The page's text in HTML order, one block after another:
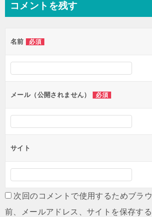
ビ
ー
シ
ン
コメントを残す
名前 必須
メール（公開されません） 必須
サイト
次回のコメントで使用するためブラ
前、メールアドレス、サイトを保存する